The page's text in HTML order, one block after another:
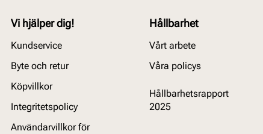
Vi hjälper dig!
Kundservice
Byte och retur
Köpvillkor
Integritetspolicy
Användarvillkor för
Hållbarhet
Vårt arbete
Våra policys
Hållbarhetsrapport
2025